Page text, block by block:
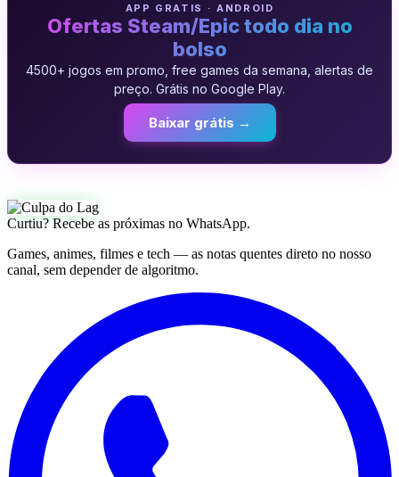
APP GRATIS · ANDROID
Ofertas Steam/Epic todo dia no
bolso
4500+ jogos em promo, free games da semana, alertas de
preço. Grátis no Google Play.
Baixar grátis →
Curtiu? Recebe as próximas no WhatsApp.
Games, animes, filmes e tech — as notas quentes direto no nosso
canal, sem depender de algoritmo.